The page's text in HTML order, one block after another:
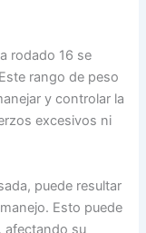
rodado 16 se
rango de peso
y controlar la
excesivos ni
puede resultar
Esto puede
afectando su